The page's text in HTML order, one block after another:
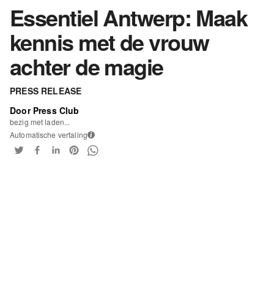
Essentiel Antwerp: Maak
kennis met de vrouw
achter de magie
PRESS RELEASE
Door Press Club
bezig met laden...
Automatische vertaling i